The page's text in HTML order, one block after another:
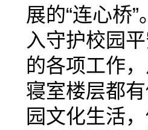
展的“连心桥
入守护校园
的各项工作
寝室楼层都
园文化生活